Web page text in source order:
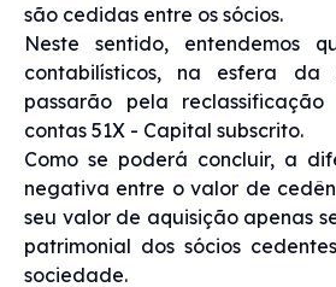
são cedidas entre os sócios.
Neste sentido, entendemos
contabilísticos, na esfera da
passarão pela
contas 51X - Capital subscrito.
Como se poderá concluir, a
negativa entre o valor de
seu valor de aquisição apenas
patrimonial dos sócios
sociedade.